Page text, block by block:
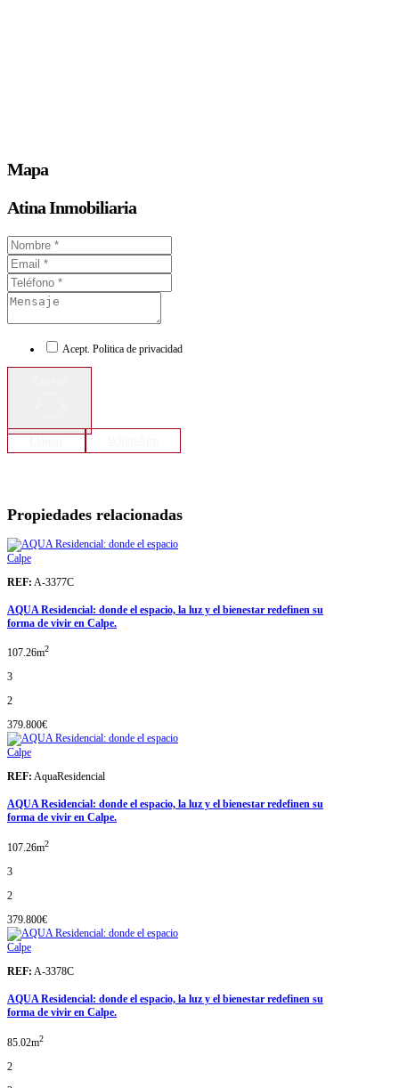
Mapa
Atina Inmobiliaria
Acept. Politica de privacidad
Propiedades relacionadas
Calpe
REF: A-3377C
AQUA Residencial: donde el espacio, la luz y el bienestar redefinen su
forma de vivir en Calpe.
107.26m2
3
2
379.800€
Calpe
REF: AquaResidencial
AQUA Residencial: donde el espacio, la luz y el bienestar redefinen su
forma de vivir en Calpe.
107.26m2
3
2
379.800€
Calpe
REF: A-3378C
AQUA Residencial: donde el espacio, la luz y el bienestar redefinen su
forma de vivir en Calpe.
85.02m2
2